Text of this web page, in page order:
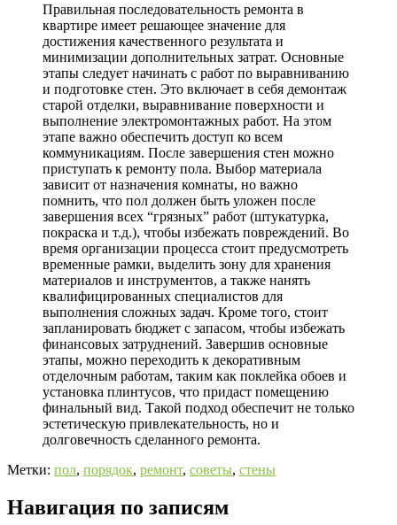
Правильная последовательность ремонта в
квартире имеет решающее значение для
достижения качественного результата и
минимизации дополнительных затрат. Основные
этапы следует начинать с работ по выравниванию
и подготовке стен. Это включает в себя демонтаж
старой отделки, выравнивание поверхности и
выполнение электромонтажных работ. На этом
этапе важно обеспечить доступ ко всем
коммуникациям. После завершения стен можно
приступать к ремонту пола. Выбор материала
зависит от назначения комнаты, но важно
помнить, что пол должен быть уложен после
завершения всех “грязных” работ (штукатурка,
покраска и т.д.), чтобы избежать повреждений. Во
время организации процесса стоит предусмотреть
временные рамки, выделить зону для хранения
материалов и инструментов, а также нанять
квалифицированных специалистов для
выполнения сложных задач. Кроме того, стоит
запланировать бюджет с запасом, чтобы избежать
финансовых затруднений. Завершив основные
этапы, можно переходить к декоративным
отделочным работам, таким как поклейка обоев и
установка плинтусов, что придаст помещению
финальный вид. Такой подход обеспечит не только
эстетическую привлекательность, но и
долговечность сделанного ремонта.
Метки: пол, порядок, ремонт, советы, стены
Навигация по записям